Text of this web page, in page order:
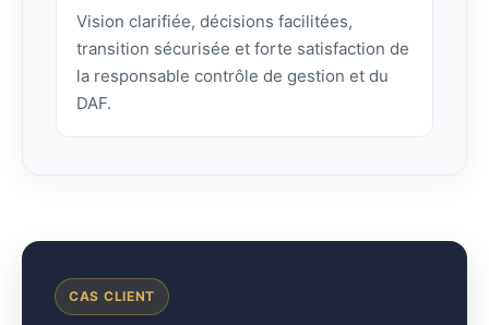
Vision clarifiée, décisions facilitées,
transition sécurisée et forte satisfaction de
la responsable contrôle de gestion et du
DAF.
CAS CLIENT